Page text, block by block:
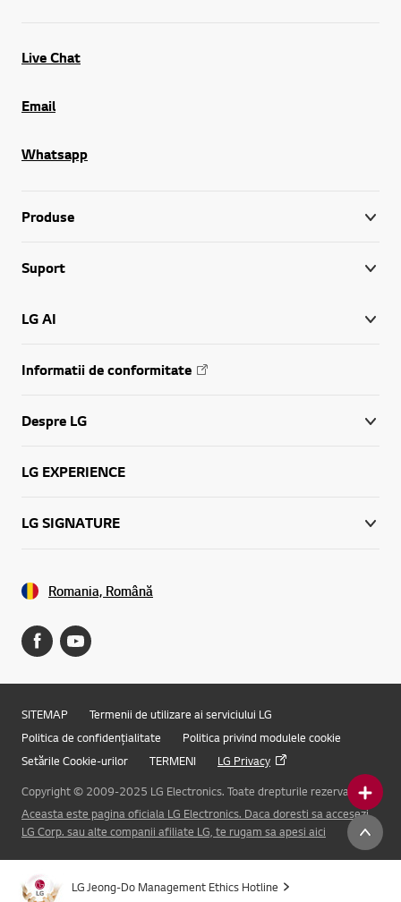
Online Chat
Live Chat
Email
Whatsapp
Produse
Suport
LG AI
Informatii de conformitate
Despre LG
LG EXPERIENCE
LG SIGNATURE
Romania, Română
SITEMAP
Termenii de utilizare ai serviciului LG
Politica de confidențialitate
Politica privind modulele cookie
Setările Cookie-urilor
TERMENI
LG Privacy
Copyright © 2009-2025 LG Electronics. Toate drepturile rezervate.
Aceasta este pagina oficiala LG Electronics. Daca doresti sa accesezi
LG Corp. sau alte companii afiliate LG, te rugam sa apesi aici
LG Jeong-Do Management Ethics Hotline